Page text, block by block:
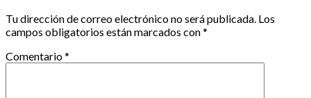
Tu dirección de correo electrónico no será publicada. Los
campos obligatorios están marcados con*
Comentario*